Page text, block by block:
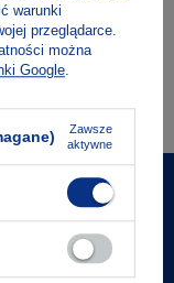
warunki
przeglądarce.
można
Google
Zawsze
aktywne